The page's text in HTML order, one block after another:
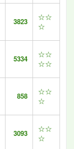
3823
☆☆
☆
5334
☆☆
☆☆
858
☆☆
☆
3093
☆☆
☆